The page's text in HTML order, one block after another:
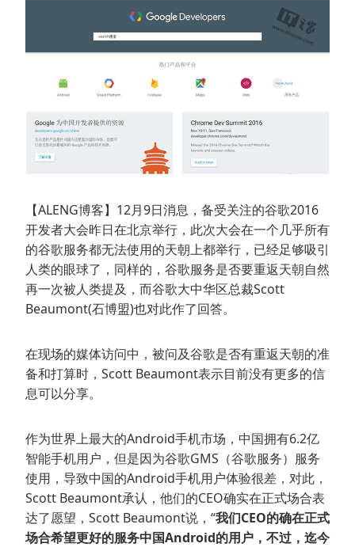
【ALENG博客】12月9日消息，备受关注的谷歌2016
开发者大会昨日在北京举行，此次大会在一个几乎所有
的谷歌服务都无法使用的天朝上都举行，已经足够吸引
人类的眼球了，同样的，谷歌服务是否要重返天朝自然
再一次被人类提及，而谷歌大中华区总裁Scott
Beaumont(石博盟)也对此作了回答。
在现场的媒体访问中，被问及谷歌是否有重返天朝的准
备和打算时，Scott Beaumont表示目前没有更多的信
息可以分享。
作为世界上最大的Android手机市场，中国拥有6.2亿
智能手机用户，但是因为谷歌GMS（谷歌服务）服务
使用，导致中国的Android手机用户体验很差，对此，
Scott Beaumont承认，他们的CEO确实在正式场合表
达了愿望，Scott Beaumont说，“我们CEO的确在正式
场合希望更好的服务中国Android的用户，不过，迄今